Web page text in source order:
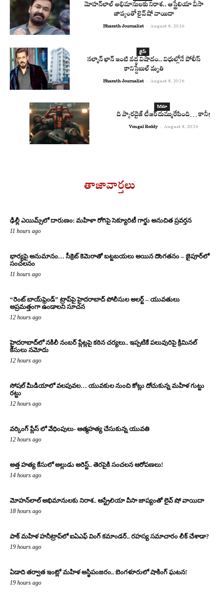
మోహన్‌లాల్ అభిమానులకు నిరాశ.. ఆస్ట్రేలియా వీసా
జాప్యంతో లైవ్ షో వాయిదా
Bharath Journalist - August 8, 2026
క్రైమ్
సల్మాన్ ఖాన్ ఇంటి వద్ద విషాదం.. విధుల్లోనే పోలీస్
కానిస్టేబుల్ మృతి
Bharath Journalist - August 8, 2026
సినిమా
ది ప్యారడైజ్ టీజర్ దుమ్మురేపింది… కానీ!
Vengal Reddy - August 8, 2026
తాజావార్తలు
ఢిల్లీ ఎయిమ్స్‌లో దారుణం: మహిళా రోగిపై సెక్యూరిటీ గార్డు అనుచిత ప్రవర్తన
11 hours ago
భార్యపై అనుమానం… సీక్రెట్ కెమెరాతో బట్టబయలు అయిన దొంగతనం – జైపూర్‌లో
సంచలనం
11 hours ago
“రెంట్ బాయ్‌ఫ్రెండ్” ట్రాప్‌పై హైదరాబాద్ పోలీసుల అలర్ట్ – యువతులు
అప్రమత్తంగా ఉండాలని సూచన
12 hours ago
హైదరాబాద్‌లో నకిలీ నంబర్ ప్లేట్లపై కఠిన చర్యలు.. ఇప్పటికే పలువురిపై క్రిమినల్
కేసులు నమోదు
12 hours ago
సోషల్ మీడియాలో వలపువల… యువకుల నుంచి కోట్లు దోచుకున్న మహిళ గుట్టు
రట్టు
12 hours ago
వర్కింగ్ ప్లేస్ లో వేధింపులు- ఆత్మహత్య చేసుకున్న యువతి
12 hours ago
అత్త హత్య కేసులో అల్లుడు అరెస్ట్.. తెరపైకి సంచలన ఆరోపణలు!
14 hours ago
మోహన్‌లాల్ అభిమానులకు నిరాశ.. ఆస్ట్రేలియా వీసా జాప్యంతో లైవ్ షో వాయిదా
18 hours ago
పాక్ మహిళ హనీట్రాప్‌లో ఐఏఎఫ్ వింగ్ కమాండర్.. రహస్య సమాచారం లీక్ చేశాడా?
19 hours ago
ఏడాది తర్వాత ఇంట్లో మహిళ అస్థిపంజరం.. బెంగళూరులో షాకింగ్ ఘటన!
19 hours ago